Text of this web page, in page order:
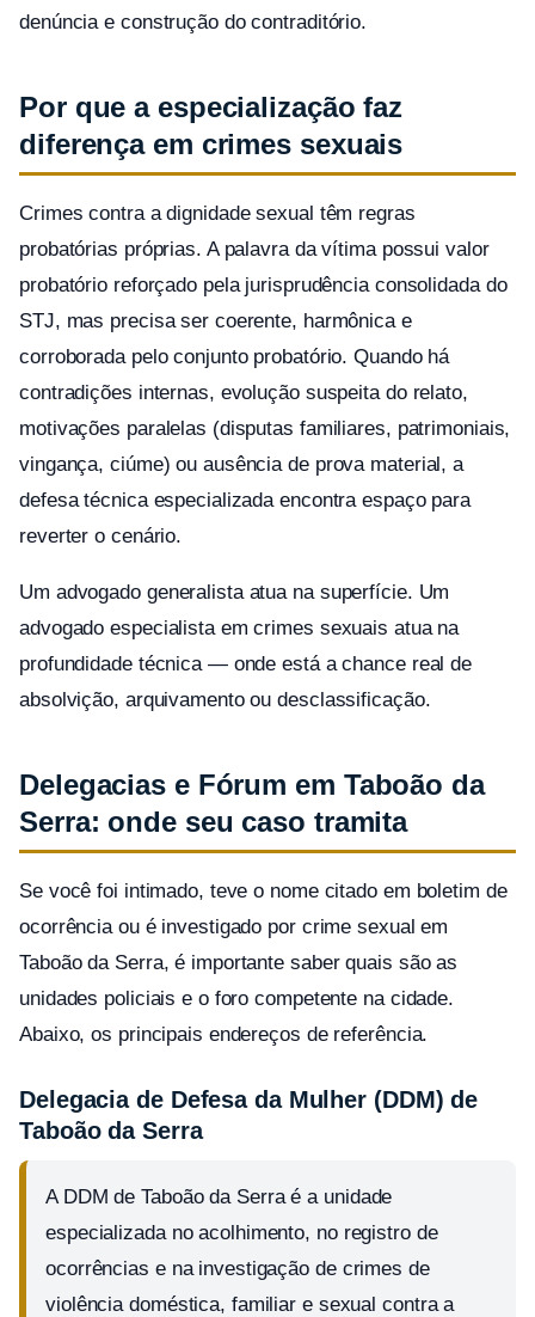
denúncia e construção do contraditório.
Por que a especialização faz
diferença em crimes sexuais
Crimes contra a dignidade sexual têm regras
probatórias próprias. A palavra da vítima possui valor
probatório reforçado pela jurisprudência consolidada do
STJ, mas precisa ser coerente, harmônica e
corroborada pelo conjunto probatório. Quando há
contradições internas, evolução suspeita do relato,
motivações paralelas (disputas familiares, patrimoniais,
vingança, ciúme) ou ausência de prova material, a
defesa técnica especializada encontra espaço para
reverter o cenário.
Um advogado generalista atua na superfície. Um
advogado especialista em crimes sexuais atua na
profundidade técnica — onde está a chance real de
absolvição, arquivamento ou desclassificação.
Delegacias e Fórum em Taboão da
Serra: onde seu caso tramita
Se você foi intimado, teve o nome citado em boletim de
ocorrência ou é investigado por crime sexual em
Taboão da Serra, é importante saber quais são as
unidades policiais e o foro competente na cidade.
Abaixo, os principais endereços de referência.
Delegacia de Defesa da Mulher (DDM) de
Taboão da Serra
A DDM de Taboão da Serra é a unidade
especializada no acolhimento, no registro de
ocorrências e na investigação de crimes de
violência doméstica, familiar e sexual contra a